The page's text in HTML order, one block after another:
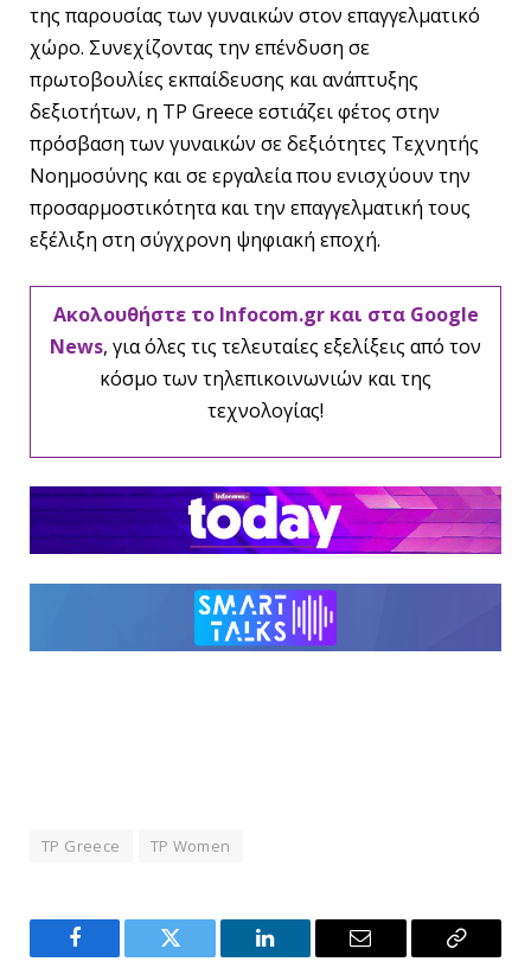
της παρουσίας των γυναικών στον επαγγελματικό
χώρο. Συνεχίζοντας την επένδυση σε
πρωτοβουλίες εκπαίδευσης και ανάπτυξης
δεξιοτήτων, η TP Greece εστιάζει φέτος στην
πρόσβαση των γυναικών σε δεξιότητες Τεχνητής
Νοημοσύνης και σε εργαλεία που ενισχύουν την
προσαρμοστικότητα και την επαγγελματική τους
εξέλιξη στη σύγχρονη ψηφιακή εποχή.
Ακολουθήστε το Infocom.gr και στα Google
News, για όλες τις τελευταίες εξελίξεις από τον
κόσμο των τηλεπικοινωνιών και της
τεχνολογίας!
TP Greece TP Women
Facebook Twitter LinkedIn Email
Copy